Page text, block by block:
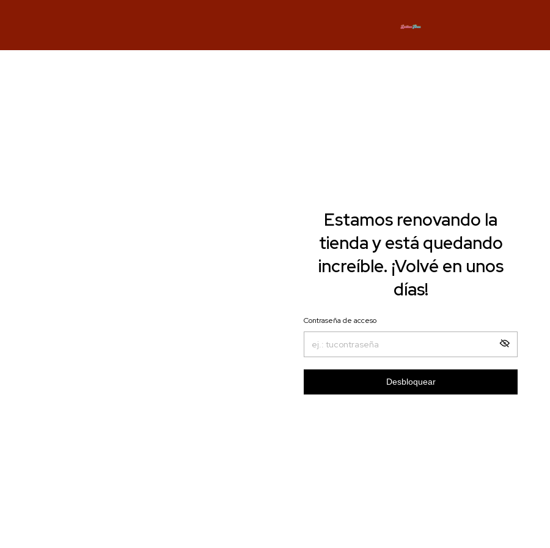
Estamos renovando la
tienda y está quedando
increíble. ¡Volvé en unos
días!
Contraseña de acceso
Desbloquear